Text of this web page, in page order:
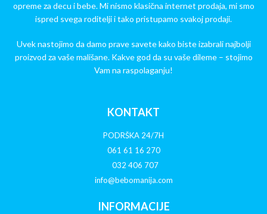
opreme za decu i bebe. Mi nismo klasična internet prodaja, mi smo
ispred svega roditelji i tako pristupamo svakoj prodaji.
Uvek nastojimo da damo prave savete kako biste izabrali najbolji
proizvod za vaše mališane. Kakve god da su vaše dileme – stojimo
Vam na raspolaganju!
KONTAKT
PODRŠKA 24/7H
061 61 16 270
032 406 707
info@bebomanija.com
INFORMACIJE